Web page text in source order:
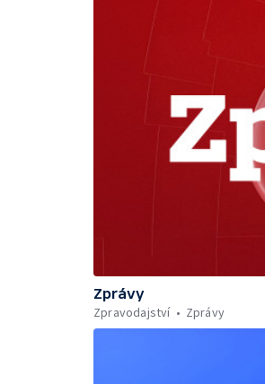
Zprávy
Zpravodajství
Zprávy